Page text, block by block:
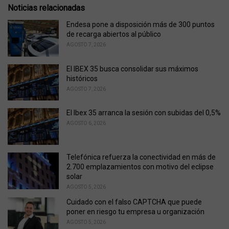
i
e
s
:
Noticias relacionadas
Endesa pone a disposición más de 300 puntos
de recarga abiertos al público
AGOSTO 7, 2026
El IBEX 35 busca consolidar sus máximos
históricos
AGOSTO 7, 2026
El Ibex 35 arranca la sesión con subidas del 0,5%
AGOSTO 6, 2026
Telefónica refuerza la conectividad en más de
2.700 emplazamientos con motivo del eclipse
solar
AGOSTO 5, 2026
Cuidado con el falso CAPTCHA que puede
poner en riesgo tu empresa u organización
AGOSTO 5, 2026